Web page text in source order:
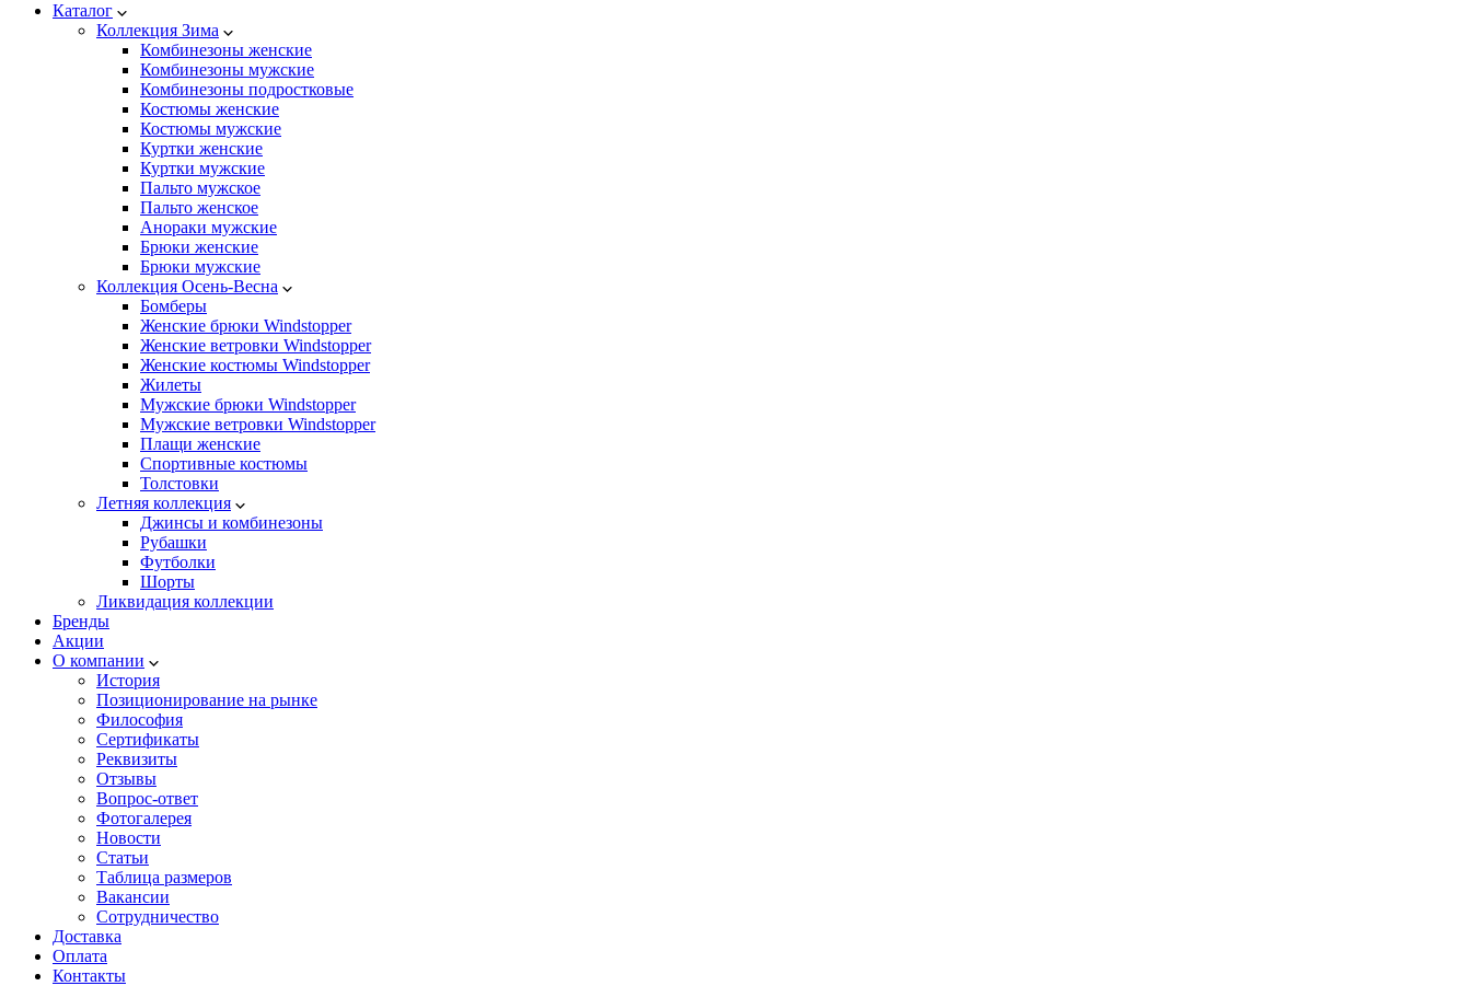
Каталог
Коллекция Зима
Комбинезоны женские
Комбинезоны мужские
Комбинезоны подростковые
Костюмы женские
Костюмы мужские
Куртки женские
Куртки мужские
Пальто мужское
Пальто женское
Анораки мужские
Брюки женские
Брюки мужские
Коллекция Осень-Весна
Бомберы
Женские брюки Windstopper
Женские ветровки Windstopper
Женские костюмы Windstopper
Жилеты
Мужские брюки Windstopper
Мужские ветровки Windstopper
Плащи женские
Спортивные костюмы
Толстовки
Летняя коллекция
Джинсы и комбинезоны
Рубашки
Футболки
Шорты
Ликвидация коллекции
Бренды
Акции
О компании
История
Позиционирование на рынке
Философия
Сертификаты
Реквизиты
Отзывы
Вопрос-ответ
Фотогалерея
Новости
Статьи
Таблица размеров
Вакансии
Сотрудничество
Доставка
Оплата
Контакты